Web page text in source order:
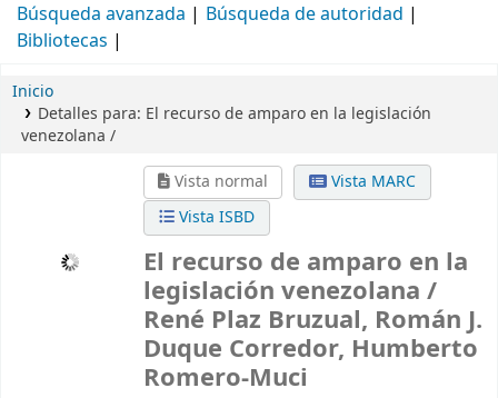
Búsqueda avanzada
Búsqueda de autoridad
Bibliotecas
Inicio
Detalles para: El recurso de amparo en la legislación
venezolana /
Vista normal
Vista MARC
Vista ISBD
El recurso de amparo en la
legislación venezolana /
René Plaz Bruzual, Román J.
Duque Corredor, Humberto
Romero-Muci